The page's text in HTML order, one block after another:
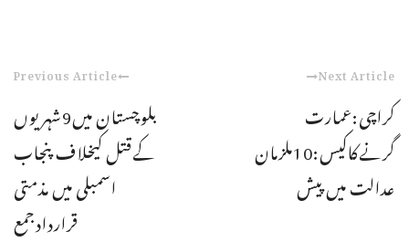
Previous Article
بلوچستان میں9شہریوں
کےقتل کیخلاف پنجاب
اسمبلی میں مذمتی
قراردادجمع
Next Article
کراچی:عمارت
گرنےکاکیس:10ملزمان
عدالت میں پیش